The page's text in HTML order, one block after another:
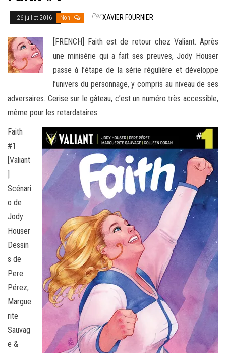
26 juillet 2016 Non ParXAVIER FOURNIER
[FRENCH] Faith est de retour chez Valiant. Après
une minisérie qui a fait ses preuves, Jody Houser
passe à l’étape de la série régulière et développe
l’univers du personnage, y compris au niveau de ses
adversaires. Cerise sur le gâteau, c’est un numéro très accessible,
même pour les retardataires.
Faith
#1
[Valiant
]
Scénari
o de
Jody
Houser
Dessin
s de
Pere
Pérez,
Margue
rite
Sauvag
e &